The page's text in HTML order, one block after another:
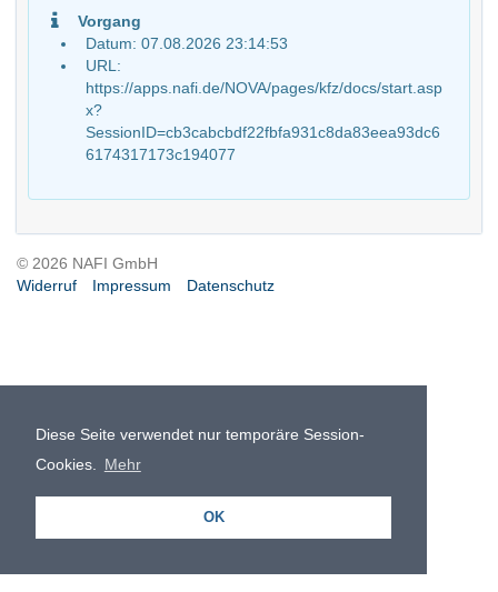
Diese Seite verwendet nur temporäre Session-
Cookies.
Mehr
OK
Vorgang
Datum: 07.08.2026 23:14:53
URL:
https://apps.nafi.de/NOVA/pages/kfz/docs/start.asp
x?
SessionID=cb3cabcbdf22fbfa931c8da83eea93dc6
6174317173c194077
© 2026 NAFI GmbH
Widerruf
Impressum Datenschutz